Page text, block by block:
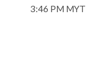
3:46 PM MYT